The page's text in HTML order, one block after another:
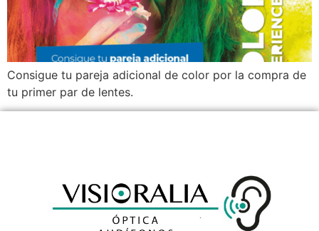
Consigue tu pareja adicional de color por la compra de
tu primer par de lentes.